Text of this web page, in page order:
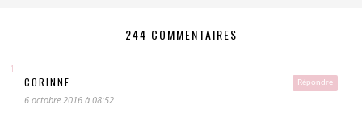
244 COMMENTAIRES
Répondre
CORINNE
6 octobre 2016 à 08:52